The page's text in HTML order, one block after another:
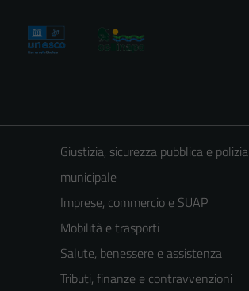
Giustizia, sicurezza pubblica e polizia
municipale
Imprese, commercio e SUAP
Mobilità e trasporti
Salute, benessere e assistenza
Tributi, finanze e contravvenzioni